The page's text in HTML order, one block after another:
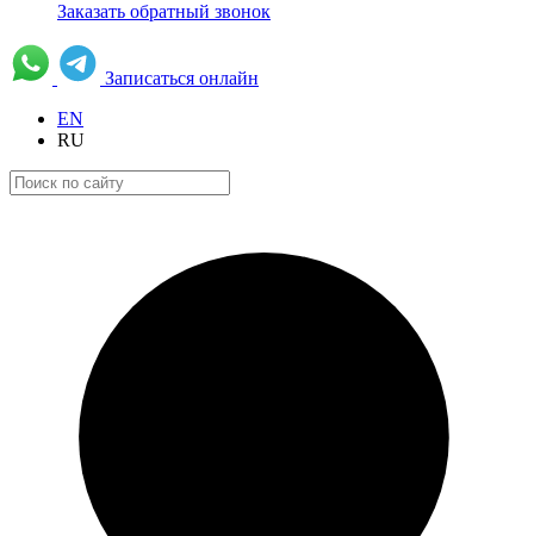
Заказать обратный звонок
Записаться онлайн
EN
RU